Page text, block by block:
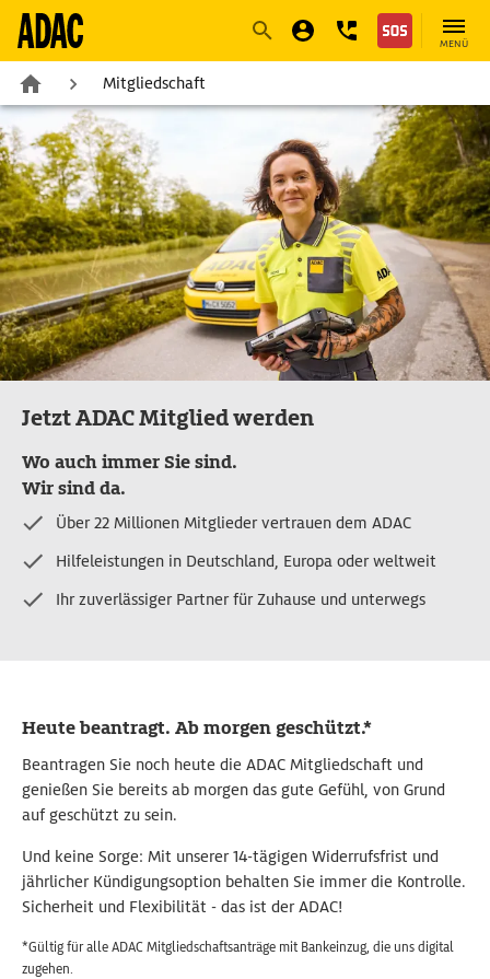
NavigationSuche
MENÜ
Mitgliedschaft
Jetzt ADAC Mitglied werden
Wo auch immer Sie sind.
Wir sind da.
Über 22 Millionen Mitglieder vertrauen dem ADAC
Hilfeleistungen in Deutschland, Europa oder weltweit
Ihr zuverlässiger Partner für Zuhause und unterwegs
Heute beantragt. Ab morgen geschützt.*
Beantragen Sie noch heute die ADAC Mitgliedschaft und
genießen Sie bereits ab morgen das gute Gefühl, von Grund
auf geschützt zu sein.
Und keine Sorge: Mit unserer 14-tägigen Widerrufsfrist und
jährlicher Kündigungsoption behalten Sie immer die Kontrolle.
Sicherheit und Flexibilität - das ist der ADAC!
*Gültig für alle ADAC Mitgliedschaftsanträge mit Bankeinzug, die uns digital
zugehen.